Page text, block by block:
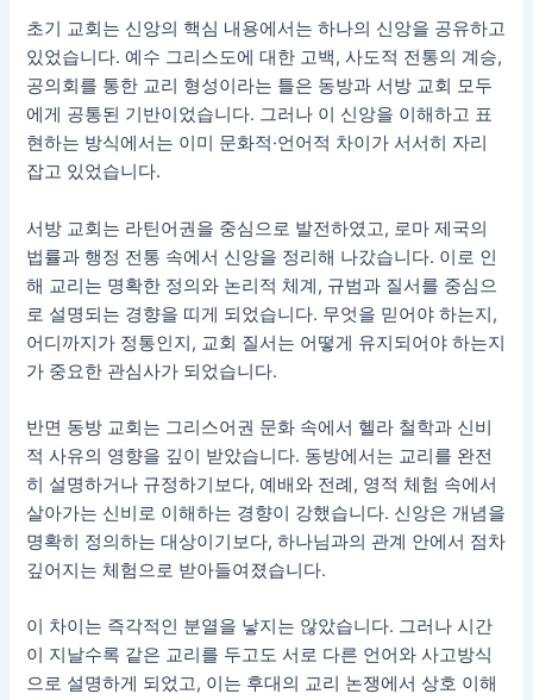
초기 교회는 신앙의 핵심 내용에서는 하나의 신앙을 공유하고
있었습니다. 예수 그리스도에 대한 고백, 사도적 전통의 계승,
공의회를 통한 교리 형성이라는 틀은 동방과 서방 교회 모두
에게 공통된 기반이었습니다. 그러나 이 신앙을 이해하고 표
현하는 방식에서는 이미 문화적·언어적 차이가 서서히 자리
잡고 있었습니다.
서방 교회는 라틴어권을 중심으로 발전하였고, 로마 제국의
법률과 행정 전통 속에서 신앙을 정리해 나갔습니다. 이로 인
해 교리는 명확한 정의와 논리적 체계, 규범과 질서를 중심으
로 설명되는 경향을 띠게 되었습니다. 무엇을 믿어야 하는지,
어디까지가 정통인지, 교회 질서는 어떻게 유지되어야 하는지
가 중요한 관심사가 되었습니다.
반면 동방 교회는 그리스어권 문화 속에서 헬라 철학과 신비
적 사유의 영향을 깊이 받았습니다. 동방에서는 교리를 완전
히 설명하거나 규정하기보다, 예배와 전례, 영적 체험 속에서
살아가는 신비로 이해하는 경향이 강했습니다. 신앙은 개념을
명확히 정의하는 대상이기보다, 하나님과의 관계 안에서 점차
깊어지는 체험으로 받아들여졌습니다.
이 차이는 즉각적인 분열을 낳지는 않았습니다. 그러나 시간
이 지날수록 같은 교리를 두고도 서로 다른 언어와 사고방식
으로 설명하게 되었고, 이는 후대의 교리 논쟁에서 상호 이해